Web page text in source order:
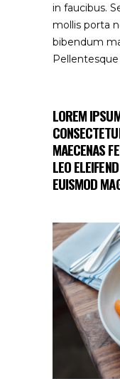
in faucibus.
mollis porta
bibendum
LOREM
MAECENAS
LEO
EUISMOD